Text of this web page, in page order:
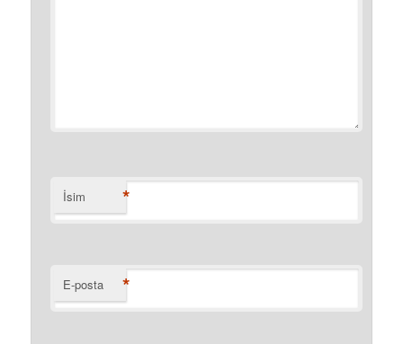
İsim *
E-posta *